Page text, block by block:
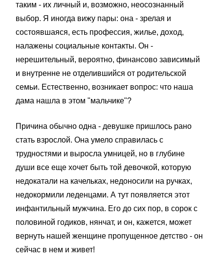
таким - их личный и, возможно, неосознанный
выбор. Я иногда вижу пары: она - зрелая и
состоявшаяся, есть профессия, жилье, доход,
налажены социальные контакты. Он -
нерешительный, вероятно, финансово зависимый
и внутренне не отделившийся от родительской
семьи. Естественно, возникает вопрос: что наша
дама нашла в этом "мальчике"?
Причина обычно одна - девушке пришлось рано
стать взрослой. Она умело справилась с
трудностями и выросла умницей, но в глубине
души все еще хочет быть той девочкой, которую
недокатали на качельках, недоносили на ручках,
недокормили леденцами. А тут появляется этот
инфантильный мужчина. Его до сих пор, в сорок с
половиной годиков, нянчат, и он, кажется, может
вернуть нашей женщине пропущенное детство - он
сейчас в нем и живет!